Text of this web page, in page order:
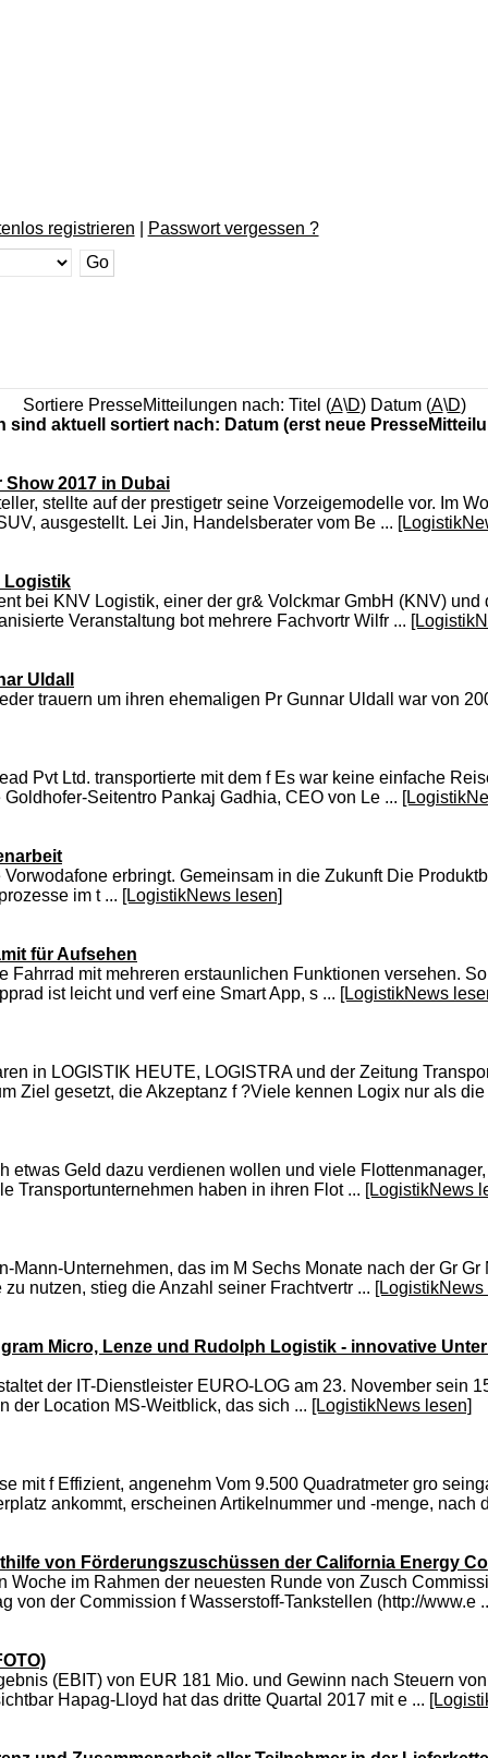
registrieren Passwort vergessen ?
Sortiere PresseMitteilungen nach: Titel (A\D) Datum (A\D)
sind aktuell sortiert nach: Datum (erst neue
2017 in Dubai
stellte auf der prestigetr seine Vorzeigemodelle vor. Im
ausgestellt. Lei Jin, Handelsberater vom Be ...
Logistik
bei KNV Logistik, einer der gr& Volckmar GmbH (KNV)
Veranstaltung bot mehrere Fachvortr Wilfr ...
Uldall
trauern um ihren ehemaligen Pr Gunnar Uldall war von
Pvt Ltd. transportierte mit dem f Es war keine einfache
Seitentro Pankaj Gadhia, CEO von Le ...
erbringt. Gemeinsam in die Zukunft Die
im t ... [LogistikNews lesen]
für Aufsehen
mit mehreren erstaunlichen Funktionen versehen.
ist leicht und verf eine Smart App, s ... [LogistikNews
in LOGISTIK HEUTE, LOGISTRA und der Zeitung
Ziel gesetzt, die Akzeptanz f ?Viele kennen Logix nur als
etwas Geld dazu verdienen wollen und viele
Transportunternehmen haben in ihren Flot ... [LogistikNews
Unternehmen, das im M Sechs Monate nach der Gr
nutzen, stieg die Anzahl seiner Frachtvertr ... [LogistikNews
Micro, Lenze und Rudolph Logistik - innovative
der IT-Dienstleister EURO-LOG am 23. November sein
der Location MS-Weitblick, das sich ... [LogistikNews lesen]
mit f Effizient, angenehm Vom 9.500 Quadratmeter gro
ankommt, erscheinen Artikelnummer und -menge, nach
von Förderungszuschüssen der California Energy
Woche im Rahmen der neuesten Runde von Zusch
von der Commission f Wasserstoff-Tankstellen (http://www.e
(EBIT) von EUR 181 Mio. und Gewinn nach Steuern
Hapag-Lloyd hat das dritte Quartal 2017 mit e ...